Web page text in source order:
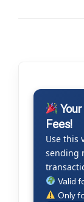
Fees!
Use this
sending
Valid
Only